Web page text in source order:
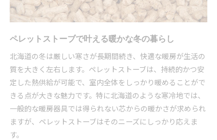
ペレットストーブが実現する省エネ暖房生活
木質ペレットのカーボンニュートラルな魅力
森林保全につながるペレットストーブ利用法
環境負荷低減に貢献するペレットストーブ
バイオマス燃料としてのペレットの実力
後悔しないペレット選びで快適な冬を実現
ペレットストーブの燃料選定で後悔しない秘訣
ホワイトペレットと全木ペレット最適な選び方
ペレットの発熱量と灰分バランスを徹底比較
ペレットストーブで叶える暖かな冬の暮らし
北海道の冬は厳しい寒さが長期間続き、快適な暖房が生活の
質を大きく左右します。ペレットストーブは、持続的かつ安
定した熱供給が可能で、室内全体をしっかり暖めることがで
きる点が大きな魅力です。特に北海道のような寒冷地では、
一般的な暖房器具では得られない芯からの暖かさが求められ
ますが、ペレットストーブはそのニーズにしっかり応えま
す。